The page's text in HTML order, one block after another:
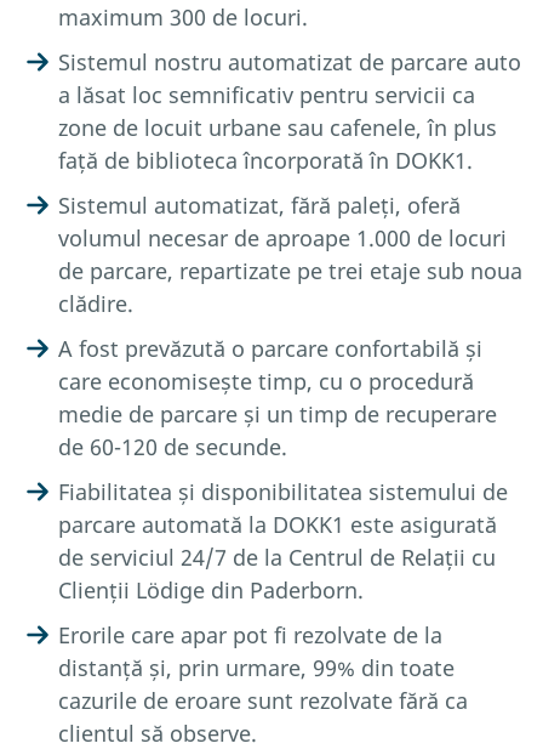
maximum 300 de locuri.
Sistemul nostru automatizat de parcare auto
a lăsat loc semnificativ pentru servicii ca
zone de locuit urbane sau cafenele, în plus
față de biblioteca încorporată în DOKK1.
Sistemul automatizat, fără paleți, oferă
volumul necesar de aproape 1.000 de locuri
de parcare, repartizate pe trei etaje sub noua
clădire.
A fost prevăzută o parcare confortabilă și
care economisește timp, cu o procedură
medie de parcare și un timp de recuperare
de 60-120 de secunde.
Fiabilitatea și disponibilitatea sistemului de
parcare automată la DOKK1 este asigurată
de serviciul 24/7 de la Centrul de Relații cu
Clienții Lödige din Paderborn.
Erorile care apar pot fi rezolvate de la
distanță și, prin urmare, 99% din toate
cazurile de eroare sunt rezolvate fără ca
clientul să observe.